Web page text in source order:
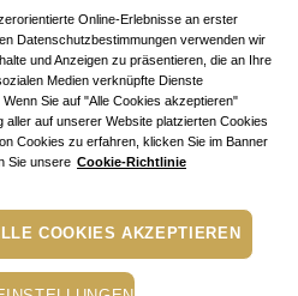
Preis
Online-Erlebnisse an erster
Datenschutzbestimmungen verwenden wir
und Anzeigen zu präsentieren, die an Ihre
Medien verknüpfte Dienste
Sie auf "Alle Cookies akzeptieren"
aller auf unserer Website platzierten Cookies
Cookies zu erfahren, klicken Sie im Banner
Sie unsere Cookie-Richtlinie
COOKIES AKZEPTIEREN